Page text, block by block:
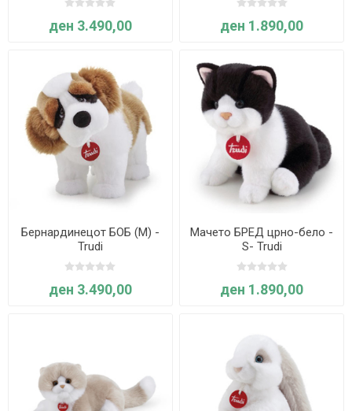
ден 3.490,00 ден 1.890,00
Бернардинецот БОБ (M) -
Trudi
ден 3.490,00
Мачето БРЕД црно-бело -
S- Trudi
ден 1.890,00